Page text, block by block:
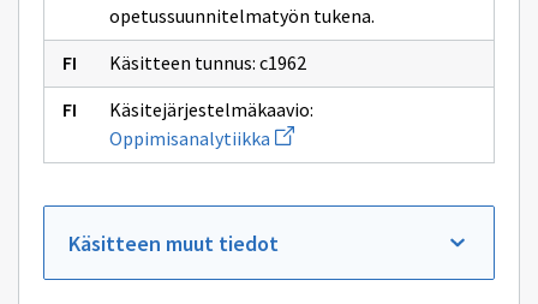
opetussuunnitelmatyön tukena.
Käsitteen tunnus: c1962
Käsitejärjestelmäkaavio:
Oppimisanalytiikka Avaa
uuden
ikkunan
Oppimisanalytiikka
Käsitteen muut tiedot